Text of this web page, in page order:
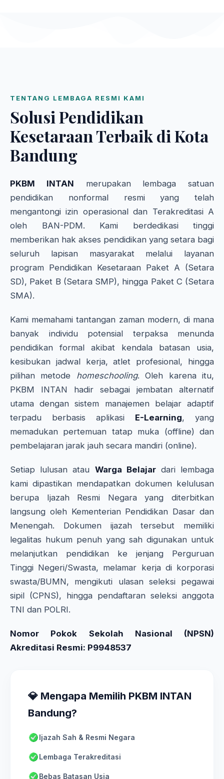
TENTANG LEMBAGA RESMI KAMI
Solusi Pendidikan
Kesetaraan Terbaik di Kota
Bandung
PKBM INTAN merupakan lembaga satuan
pendidikan nonformal resmi yang telah
mengantongi izin operasional dan Terakreditasi A
oleh BAN-PDM. Kami berdedikasi tinggi
memberikan hak akses pendidikan yang setara bagi
seluruh lapisan masyarakat melalui layanan
program Pendidikan Kesetaraan Paket A (Setara
SD), Paket B (Setara SMP), hingga Paket C (Setara
SMA).
Kami memahami tantangan zaman modern, di mana
banyak individu potensial terpaksa menunda
pendidikan formal akibat kendala batasan usia,
kesibukan jadwal kerja, atlet profesional, hingga
pilihan metode homeschooling. Oleh karena itu,
PKBM INTAN hadir sebagai jembatan alternatif
utama dengan sistem manajemen belajar adaptif
terpadu berbasis aplikasi E-Learning, yang
memadukan pertemuan tatap muka (offline) dan
pembelajaran jarak jauh secara mandiri (online).
Setiap lulusan atau Warga Belajardari lembaga
kami dipastikan mendapatkan dokumen kelulusan
berupa Ijazah Resmi Negara yang diterbitkan
langsung oleh Kementerian Pendidikan Dasar dan
Menengah. Dokumen ijazah tersebut memiliki
legalitas hukum penuh yang sah digunakan untuk
melanjutkan pendidikan ke jenjang Perguruan
Tinggi Negeri/Swasta, melamar kerja di korporasi
swasta/BUMN, mengikuti ulasan seleksi pegawai
sipil (CPNS), hingga pendaftaran seleksi anggota
TNI dan POLRI.
Nomor Pokok Sekolah Nasional (NPSN)
Akreditasi Resmi: P9948537
💎 Mengapa Memilih PKBM INTAN
Bandung?
Ijazah Sah & Resmi Negara
Lembaga Terakreditasi
Bebas Batasan Usia